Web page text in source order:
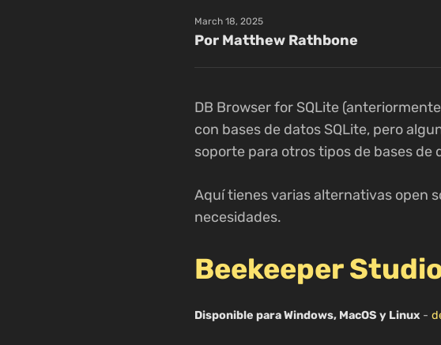
March 18, 2025
Por Matthew Rathbone
DB Browser for SQLite
con bases de datos SQLite, pero
soporte para otros tipos de bases de
Aquí tienes varias alternativas open
necesidades.
Beekeeper
Disponible para Windows, MacOS y Linux -